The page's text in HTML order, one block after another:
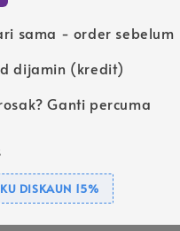
sama - order sebelum
dijamin (kredit)
Ganti percuma
DISKAUN 15%